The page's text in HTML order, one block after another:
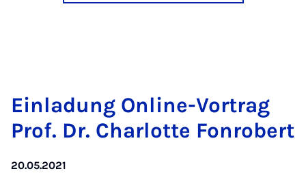
Ein­la­dung On­line-Vor­trag
Prof. Dr. Cha­r­lot­te Fon­ro­bert
20.05.2021